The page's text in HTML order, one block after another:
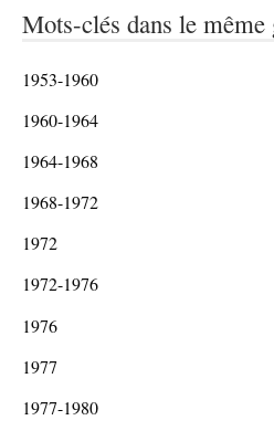
Mots-clés dans le même
1953-1960
1960-1964
1964-1968
1968-1972
1972
1972-1976
1976
1977
1977-1980